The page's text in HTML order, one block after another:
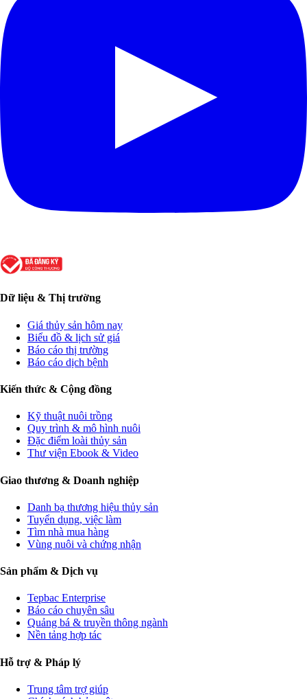
Dữ liệu & Thị trường
Giá thủy sản hôm nay
Biểu đồ & lịch sử giá
Báo cáo thị trường
Báo cáo dịch bệnh
Kiến thức & Cộng đồng
Kỹ thuật nuôi trồng
Quy trình & mô hình nuôi
Đặc điểm loài thủy sản
Thư viện Ebook & Video
Giao thương & Doanh nghiệp
Danh bạ thương hiệu thủy sản
Tuyển dụng, việc làm
Tìm nhà mua hàng
Vùng nuôi và chứng nhận
Sản phẩm & Dịch vụ
Tepbac Enterprise
Báo cáo chuyên sâu
Quảng bá & truyền thông ngành
Nền tảng hợp tác
Hỗ trợ & Pháp lý
Trung tâm trợ giúp